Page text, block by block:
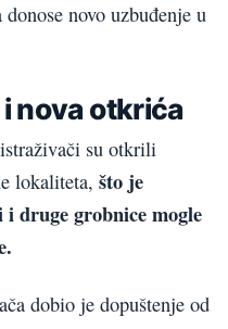
novo uzbuđenje u
nova otkrića
su otkrili
lokaliteta, što je
druge grobnice mogle
dobio je dopuštenje od